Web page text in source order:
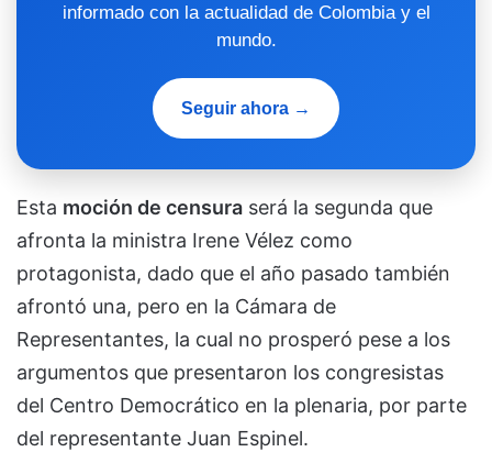
informado con la actualidad de Colombia y el
mundo.
Seguir ahora →
Esta moción de censura será la segunda que
afronta la ministra Irene Vélez como
protagonista, dado que el año pasado también
afrontó una, pero en la Cámara de
Representantes, la cual no prosperó pese a los
argumentos que presentaron los congresistas
del Centro Democrático en la plenaria, por parte
del representante Juan Espinel.